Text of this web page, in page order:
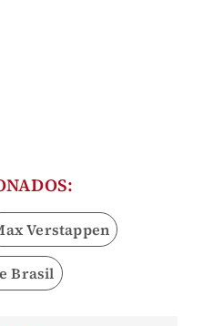
Verstappen
Brasil